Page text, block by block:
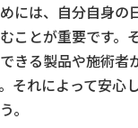
には、自分自身の
ことが重要です。
きる製品や施術者
それによって安心
。